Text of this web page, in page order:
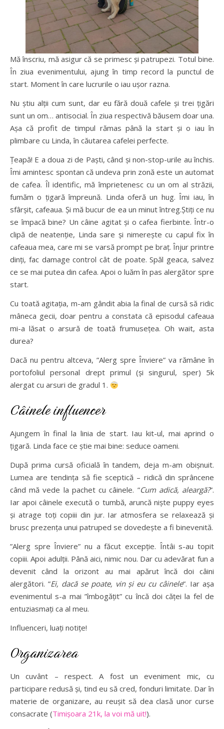
Mă înscriu, mă asigur că se primesc și patrupezi. Totul bine.
În ziua evenimentului, ajung în timp record la punctul de
start. Moment în care lucrurile o iau ușor razna.
Nu știu alții cum sunt, dar eu fără două cafele și trei țigări
sunt un om… antisocial. În ziua respectivă băusem doar una.
Așa că profit de timpul rămas până la start și o iau în
plimbare cu Linda, în căutarea cafelei perfecte.
Țeapă! E a doua zi de Paști, când și non-stop-urile au închis.
Îmi amintesc spontan că undeva prin zonă este un automat
de cafea. Îl identific, mă împrietenesc cu un om al străzii,
fumăm o țigară împreună. Linda oferă un hug. Îmi iau, în
sfârșit, cafeaua. Și mă bucur de ea un minut întreg.Știți ce nu
se împacă bine? Un câine agitat și o cafea fierbinte. Într-o
clipă de neatenție, Linda sare și nimerește cu capul fix în
cafeaua mea, care mi se varsă prompt pe braț. Înjur printre
dinți, fac damage control cât de poate. Spăl geaca, salvez
ce se mai putea din cafea. Apoi o luăm în pas alergător spre
start.
Cu toată agitația, m-am gândit abia la final de cursă să ridic
mâneca gecii, doar pentru a constata că episodul cafeaua
mi-a lăsat o arsură de toată frumusețea. Oh wait, asta
durea?
Dacă nu pentru altceva, ”Alerg spre Înviere” va rămâne în
portofoliul personal drept primul (și singurul, sper) 5k
alergat cu arsuri de gradul 1.
Câinele influencer
Ajungem în final la linia de start. Iau kit-ul, mai aprind o
țigară. Linda face ce știe mai bine: seduce oameni.
După prima cursă oficială în tandem, deja m-am obișnuit.
Lumea are tendința să fie sceptică – ridică din sprâncene
când mă vede la pachet cu câinele. ”Cum adică, aleargă?”.
Iar apoi câinele execută o tumbă, aruncă niște puppy eyes
și atrage toți copiii din jur. Iar atmosfera se relaxează și
brusc prezența unui patruped se dovedește a fi binevenită.
”Alerg spre Înviere” nu a făcut excepție. Întâi s-au topit
copiii. Apoi adulții. Până aici, nimic nou. Dar cu adevărat fun a
devenit când la orizont au mai apărut încă doi câini
alergători. ”Ei, dacă se poate, vin și eu cu câinele”. Iar așa
evenimentul s-a mai ”îmbogățit” cu încă doi căței la fel de
entuziasmați ca al meu.
Influenceri, luați notițe!
Organizarea
Un cuvânt – respect. A fost un eveniment mic, cu
participare redusă și, tind eu să cred, fonduri limitate. Dar în
materie de organizare, au reușit să dea clasă unor curse
consacrate (Timișoara 21k, la voi mă uit!).